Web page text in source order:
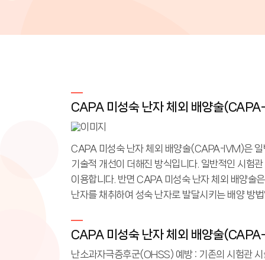
CAPA 미성숙 난자 체외 배양술
CAPA 미성숙 난자 체외 배양술(CAPA-IVM)은
기술적 개선이 더해진 방식입니다. 일반적인 시험
이용합니다. 반면 CAPA 미성숙 난자 체외 배양술
난자를 채취하여 성숙 난자로 발달시키는 배양 방
CAPA 미성숙 난자 체외 배양술
난소과자극증후군(OHSS) 예방 : 기존의 시험관